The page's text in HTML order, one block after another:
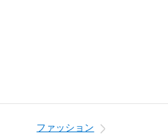
ファッション